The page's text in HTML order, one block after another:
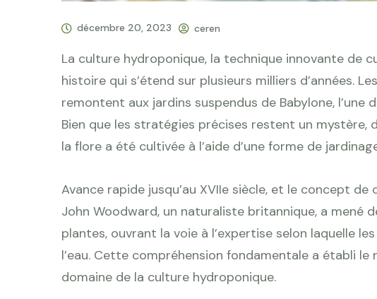
décembre 20, 2023 ceren
La culture hydroponique, la technique innovante de
histoire qui s’étend sur plusieurs milliers d’années.
remontent aux jardins suspendus de Babylone,
Bien que les stratégies précises restent un mystère,
la flore a été cultivée à l’aide d’une forme de
Avance rapide jusqu’au XVIIe siècle, et le concept
John Woodward, un naturaliste britannique, a mené
plantes, ouvrant la voie à l’expertise selon laquelle
l’eau. Cette compréhension fondamentale a établi
domaine de la culture hydroponique.